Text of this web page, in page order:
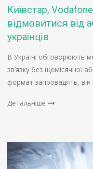
Київстар,
відмовитися від
українців
В Україні обговорюють
зв’язку без щомісячної
формат запровадять, він
Детальніше